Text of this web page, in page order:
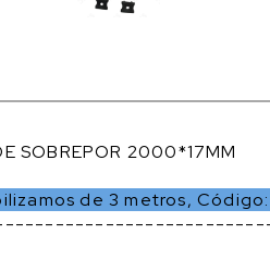
SOBREPOR 2000*17MM
de 3 metros,